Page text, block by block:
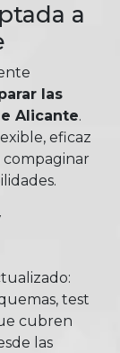
a
las
Alicante.
eficaz
test
cubren
las